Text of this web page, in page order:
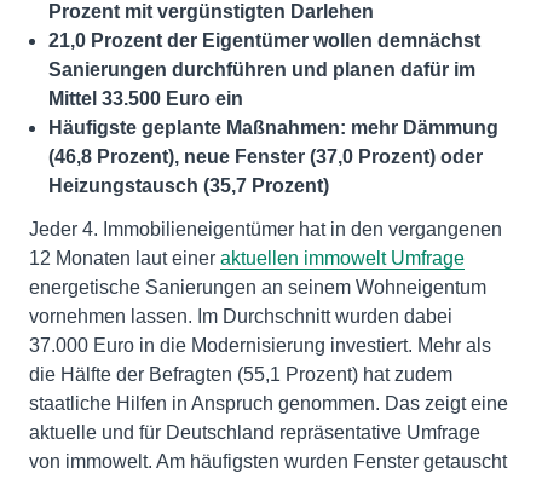
Prozent mit vergünstigten Darlehen
21,0 Prozent der Eigentümer wollen demnächst
Sanierungen durchführen und planen dafür im
Mittel 33.500 Euro ein
Häufigste geplante Maßnahmen: mehr Dämmung
(46,8 Prozent), neue Fenster (37,0 Prozent) oder
Heizungstausch (35,7 Prozent)
Jeder 4. Immobilieneigentümer hat in den vergangenen
12 Monaten laut einer aktuellen immowelt Umfrage
energetische Sanierungen an seinem Wohneigentum
vornehmen lassen. Im Durchschnitt wurden dabei
37.000 Euro in die Modernisierung investiert. Mehr als
die Hälfte der Befragten (55,1 Prozent) hat zudem
staatliche Hilfen in Anspruch genommen. Das zeigt eine
aktuelle und für Deutschland repräsentative Umfrage
von immowelt. Am häufigsten wurden Fenster getauscht